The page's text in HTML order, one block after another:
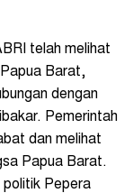
telah melihat
Barat,
dengan
Pemerintah
dan melihat
Papua Barat.
politik Pepera